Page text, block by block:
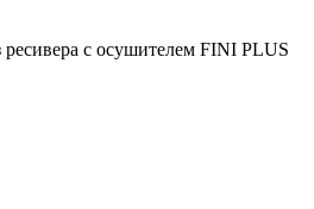
с осушителем FINI PLUS